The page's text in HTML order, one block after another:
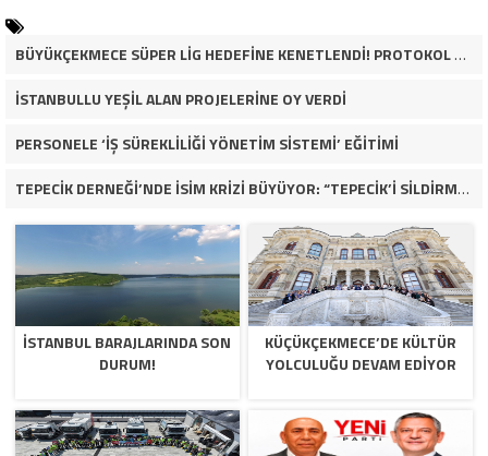
BÜYÜKÇEKMECE SÜPER LİG HEDEFİNE KENETLENDİ! PROTOKOL VE İŞ DÜNYASINDAN BASKETBOL TAKIMINA TAM DESTEK…
İSTANBULLU YEŞİL ALAN PROJELERİNE OY VERDİ
PERSONELE ‘İŞ SÜREKLİLİĞİ YÖNETİM SİSTEMİ’ EĞİTİMİ
TEPECİK DERNEĞİ’NDE İSİM KRİZİ BÜYÜYOR: “TEPECİK’İ SİLDİRMEYECEĞİZ”
İSTANBUL BARAJLARINDA SON
DURUM!
KÜÇÜKÇEKMECE’DE KÜLTÜR
YOLCULUĞU DEVAM EDİYOR